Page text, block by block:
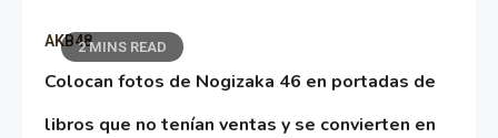
2 MINS READ
AKB48
Colocan fotos de Nogizaka 46 en portadas de
libros que no tenían ventas y se convierten en